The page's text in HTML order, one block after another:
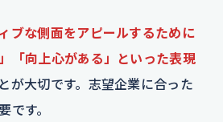
ブな側面をアピールするために
「向上心がある」といった表現
が大切です。志望企業に合った
です。